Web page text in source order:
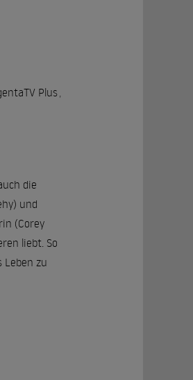
Plus
die
und
(Corey
liebt. So
zu